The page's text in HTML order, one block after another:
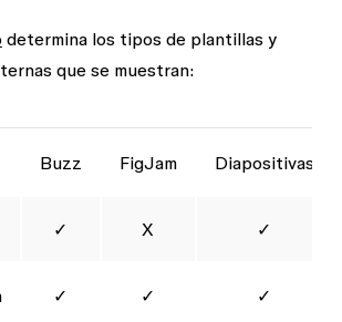
determina los tipos de plantillas y
que se muestran:
Buzz FigJam Diapositivas
✓ X ✓
✓ ✓ ✓